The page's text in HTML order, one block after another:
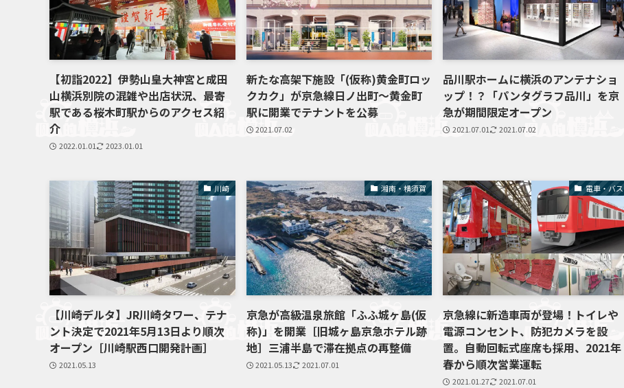
【初詣2022】伊勢山皇大神宮と成田
山横浜別院の混雑や出店状況、最寄
駅である桜木町駅からのアクセス紹
介
2022.01.01 2023.01.01
新たな高架下施設「(仮称)黄金町ロッ
クカク」が京急線日ノ出町～黄金町
駅に開業でテナントを公募
2021.07.02
品川駅ホームに横浜のアンテナショ
ップ！？「パンタグラフ品川」を京
急が期間限定オープン
2021.07.01 2021.07.02
川崎
【川崎デルタ】JR川崎タワー、テナ
ント決定で2021年5月13日より順次
オープン［川崎駅西口開発計画］
2021.05.13
湘南・横須賀
京急が高級温泉旅館「ふふ城ヶ島(仮
称)」を開業［旧城ヶ島京急ホテル跡
地］三浦半島で滞在拠点の再整備
2021.05.13 2021.07.01
電車・バス
京急線に新造車両が登場！トイレや
電源コンセント、防犯カメラを設
置。自動回転式座席も採用、2021年
春から順次営業運転
2021.01.27 2021.07.01